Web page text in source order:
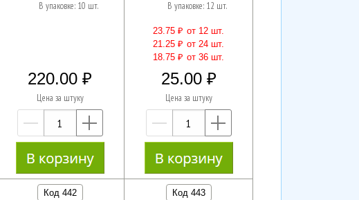
В упаковке: 10 шт.
220.00
Цена за штуку
—
В упаковке: 12 шт.
23.75 ₽ от 12 шт.
21.25 ₽ от 24 шт.
18.75 ₽ от 36 шт.
25.00
Цена за штуку
—
Код 442 Код 443